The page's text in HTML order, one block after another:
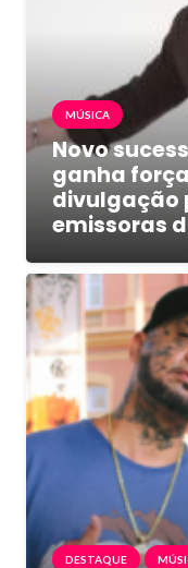
MÚSICA
Novo
ganha
divulgação
emissoras
DESTAQUE